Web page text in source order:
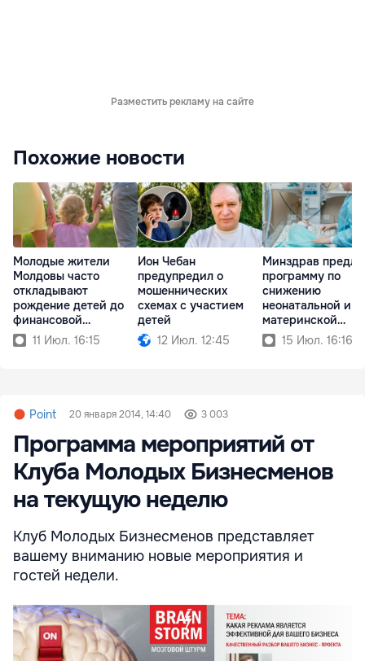
Разместить рекламу на сайте
Похожие новости
Молодые жители
Молдовы часто
откладывают
рождение детей до
финансовой
стабильности
11 Июл. 16:15
Ион Чебан
предупредил о
мошеннических
схемах с участием
детей
12 Июл. 12:45
Минздрав
программу по
снижению
неонатальной и
материнской
смертности
15 Июл. 16:16
Point 20 января 2014, 14:40 3 003
Программа мероприятий от
Клуба Молодых Бизнесменов
на текущую неделю
Клуб Молодых Бизнесменов представляет
вашему вниманию новые мероприятия и
гостей недели.